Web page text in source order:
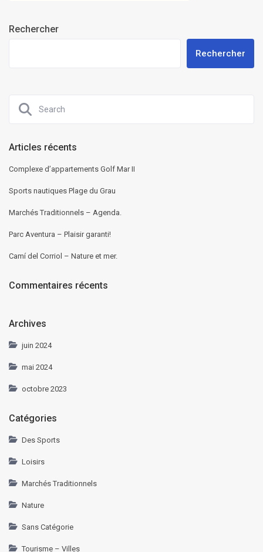
Rechercher
Rechercher
Articles récents
Complexe d’appartements Golf Mar II
Sports nautiques Plage du Grau
Marchés Traditionnels – Agenda.
Parc Aventura – Plaisir garanti!
Camí del Corriol – Nature et mer.
Commentaires récents
Archives
juin 2024
mai 2024
octobre 2023
Catégories
Des Sports
Loisirs
Marchés Traditionnels
Nature
Sans Catégorie
Tourisme – Villes